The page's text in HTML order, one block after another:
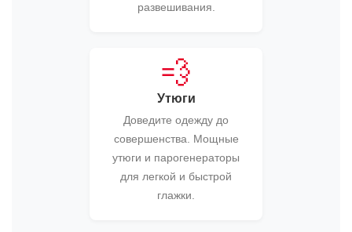
развешивания.
💨
Утюги
Доведите одежду до
совершенства. Мощные
утюги и парогенераторы
для легкой и быстрой
глажки.